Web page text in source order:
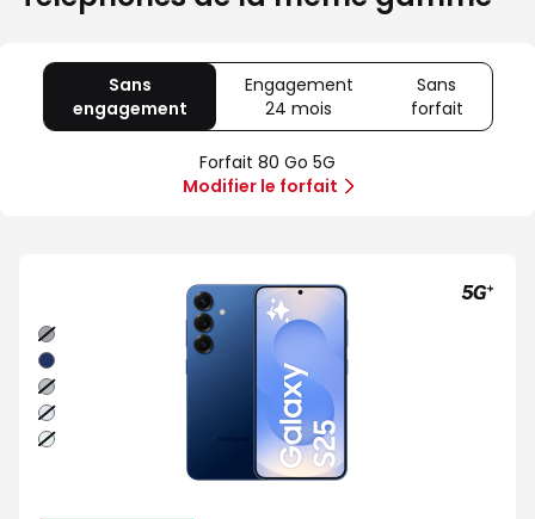
Sans
engagement
80
Go
5G
Engagement
24 mois
Offre
spéciale
Illimité
Sans
forfait
Sans
Forfait 80 Go 5G
Modifier le forfait
Noir
absolu
Bleu
nuit
Gris
Bleu
clair
Vert
d'eau